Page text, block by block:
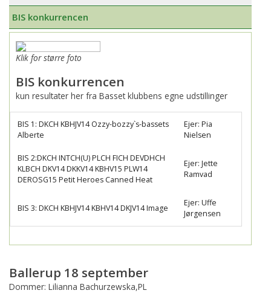
BIS konkurrencen
Klik for større foto
BIS konkurrencen
kun resultater her fra Basset klubbens egne udstillinger
BIS 1: DKCH KBHJV14 Ozzy-bozzy`s-bassets
Alberte
Ejer: Pia
Nielsen
BIS 2:DKCH INTCH(U) PLCH FICH DEVDHCH
KLBCH DKV14 DKKV14 KBHV15 PLW14
DEROSG15 Petit Heroes Canned Heat
Ejer: Jette
Ramvad
BIS 3: DKCH KBHJV14 KBHV14 DKJV14 Image
Ejer: Uffe
Jørgensen
Ballerup 18 september
Dommer: Lilianna Bachurzewska,PL